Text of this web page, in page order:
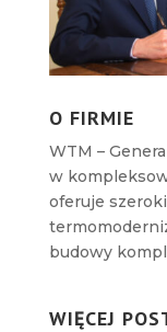
O FIRMIE
WTM –
w
oferuje
budowy
WIĘCEJ